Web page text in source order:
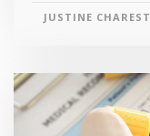
JUSTINE CHAREST